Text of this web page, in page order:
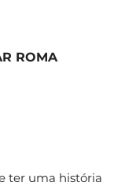
ROMA
ter uma história